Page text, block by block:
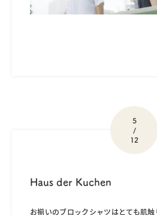
5
/
12
Haus der Kuchen
お揃いのブロックシャツはとても肌